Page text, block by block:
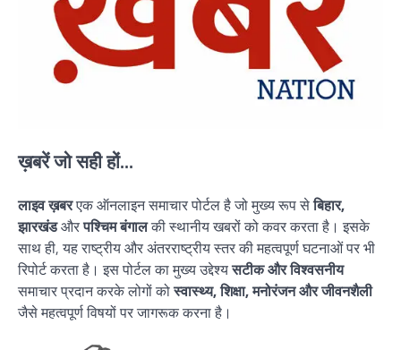
ख़बरें जो सही हों...
लाइव ख़बरएक ऑनलाइन समाचार पोर्टल है जो मुख्य रूप सेबिहार,
झारखंडऔरपश्चिम बंगालकी स्थानीय खबरों को कवर करता है। इसके
साथ ही, यह राष्ट्रीय और अंतरराष्ट्रीय स्तर की महत्वपूर्ण घटनाओं पर भी
रिपोर्ट करता है। इस पोर्टल का मुख्य उद्देश्यसटीक और विश्वसनीय
समाचार प्रदान करके लोगों कोस्वास्थ्य, शिक्षा, मनोरंजन और जीवनशैली
जैसे महत्वपूर्ण विषयों पर जागरूक करना है।